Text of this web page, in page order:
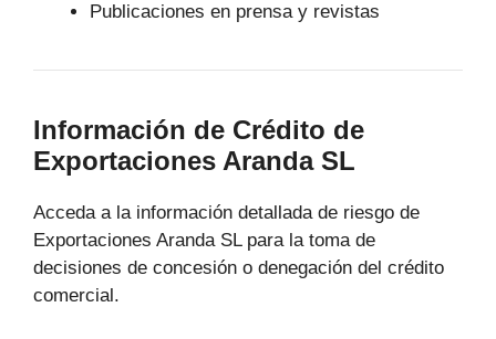
Publicaciones en prensa y revistas
Información de Crédito de
Exportaciones Aranda SL
Acceda a la información detallada de riesgo de
Exportaciones Aranda SL para la toma de
decisiones de concesión o denegación del crédito
comercial.